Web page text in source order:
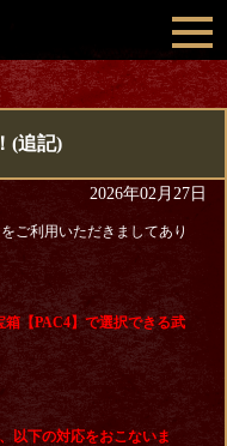
(追記)
2026年02月27日
ご利用いただきましてあり
【PAC4】で選択できる武
以下の対応をおこないま